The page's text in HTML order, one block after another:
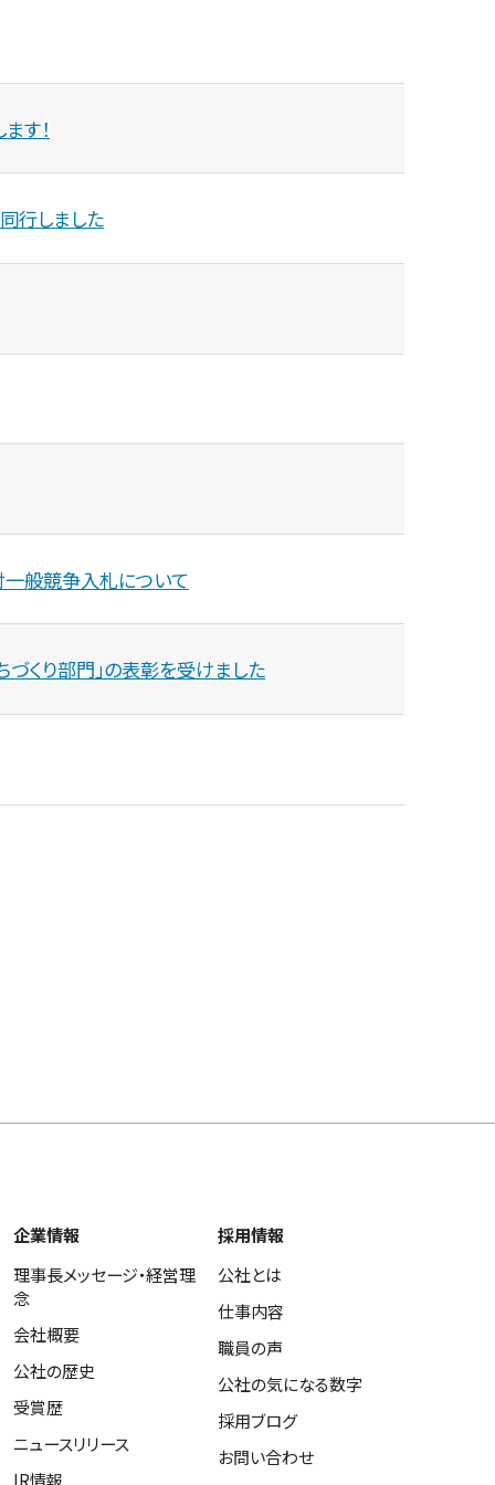
す！
行しました
般競争入札について
くり部門」の表彰を受けました
企業情報
理事長メッセージ・経営理
念
会社概要
公社の歴史
受賞歴
ニュースリリース
IR情報
採用情報
公社とは
仕事内容
職員の声
公社の気になる数字
採用ブログ
お問い合わせ